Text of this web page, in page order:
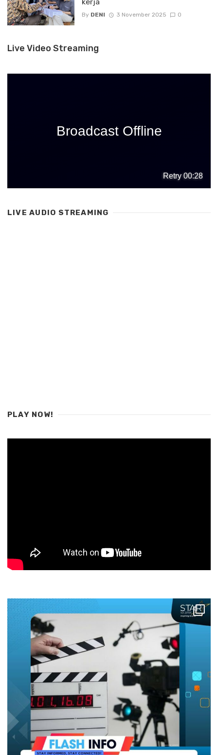
By DENI 3 November 2025 0
Live Video Streaming
LIVE AUDIO STREAMING
PLAY NOW!